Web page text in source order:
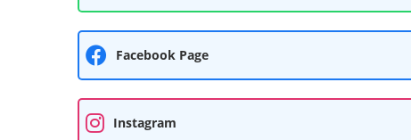
Facebook Page
Instagram